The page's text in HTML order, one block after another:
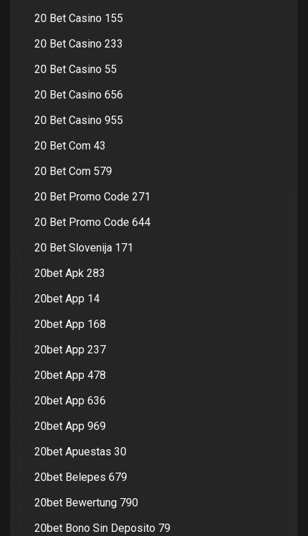
20 Bet Casino 155
20 Bet Casino 233
20 Bet Casino 55
20 Bet Casino 656
20 Bet Casino 955
20 Bet Com 43
20 Bet Com 579
20 Bet Promo Code 271
20 Bet Promo Code 644
20 Bet Slovenija 171
20bet Apk 283
20bet App 14
20bet App 168
20bet App 237
20bet App 478
20bet App 636
20bet App 969
20bet Apuestas 30
20bet Belepes 679
20bet Bewertung 790
20bet Bono Sin Deposito 79